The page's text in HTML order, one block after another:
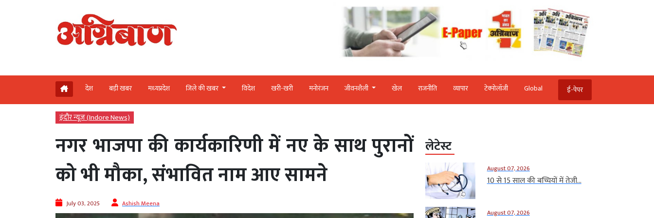
देश बड़ी खबर मध्‍यप्रदेश जिले की खबर विदेश खरी-खरी मनोरंजन जीवनशैली खेल राजनीति व्‍यापार टेक्‍नोलॉजी Global ई-पेपर
इंदौर न्यूज़ (Indore News)
नगर भाजपा की कार्यकारिणी में नए के साथ पुरानों
को भी मौका, संभावित नाम आए सामने
July 03, 2025 Ashish Meena
लेटेस्ट
August 07, 2026
10 से 15 साल की बच्चियों में तेजी...
August 07, 2026